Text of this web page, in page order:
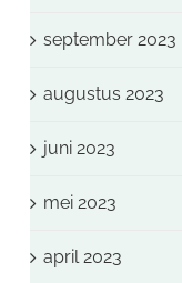
september 2023
augustus 2023
juni 2023
mei 2023
april 2023